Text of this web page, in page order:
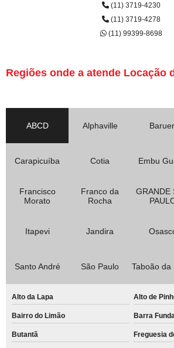
(11) 3719-4230
(11) 3719-4278
(11) 99399-8698
Regiões onde a atende Locação
ABCD Alphaville
Carapicuíba Cotia Embu
Francisco
Morato
Franco da
Rocha
GRANDE
Itapevi Jandira
Santo André São Paulo Taboão da
Alto da Lapa Alto de
Bairro do Limão Barra
Butantã Freguesia